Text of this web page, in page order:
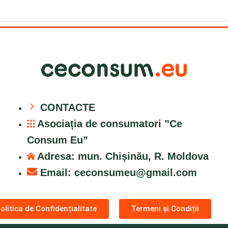
CONTACTE
Asociația de consumatori ”Ce
Consum Eu”
Adresa: mun. Chișinău, R. Moldova
Email:ceconsumeu@gmail.com
de Confidențialitate Termeni și Condiții